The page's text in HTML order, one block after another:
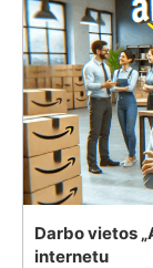
Darbo vietos
internetu